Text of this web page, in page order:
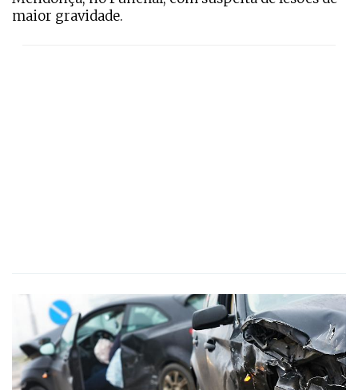
maior gravidade.